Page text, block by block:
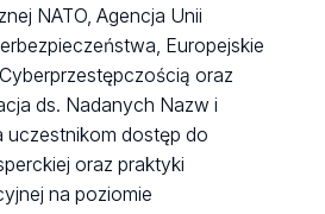
NATO, Agencja Unii
Europejskie
oraz
ds. Nadanych Nazw i
uczestnikom dostęp do
oraz praktyki
na poziomie